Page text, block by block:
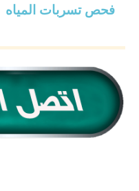
فحص تسربات المياه